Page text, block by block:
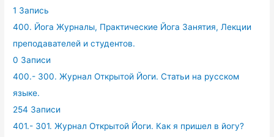
1 Запись
400. Йога Журналы, Практические Йога Занятия, Лекции
преподавателей и студентов.
0 Записи
400.- 300. Журнал Открытой Йоги. Статьи на русском
языке.
254 Записи
401.- 301. Журнал Открытой Йоги. Как я пришел в йогу?